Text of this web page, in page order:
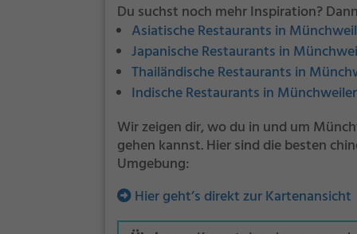
Du suchst noch mehr Inspiration?
Asiatische Restaurants in
Japanische Restaurants in
Thailändische Restaurants in
Indische Restaurants in
Wir zeigen dir, wo du in und um
gehen kannst. Hier sind die besten
Umgebung:
Hier geht’s direkt zur Kartenansicht